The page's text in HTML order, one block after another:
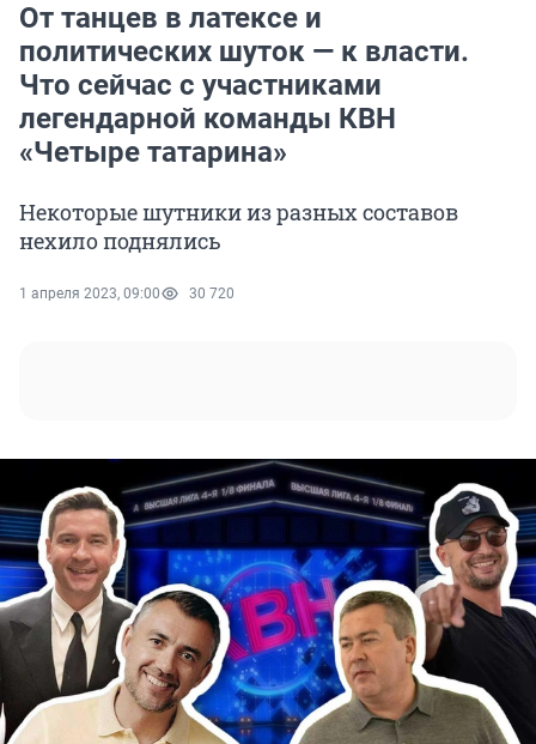
От танцев в латексе и
политических шуток — к власти.
Что сейчас с участниками
легендарной команды КВН
«Четыре татарина»
Некоторые шутники из разных составов
нехило поднялись
1 апреля 2023, 09:00 30 720